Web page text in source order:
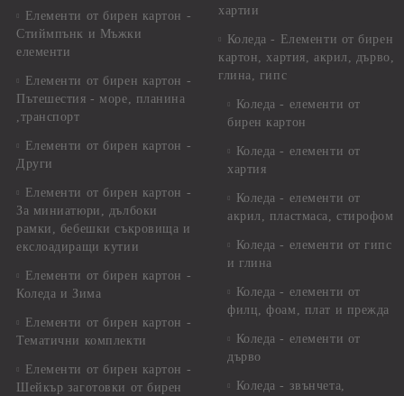
Елементи от бирен картон -
Стиймпънк и Мъжки
елементи
Елементи от бирен картон -
Пътешестия - море, планина
,транспорт
Елементи от бирен картон -
Други
Елементи от бирен картон -
За миниатюри, дълбоки
рамки, бебешки съкровища и
екслоадиращи кутии
Елементи от бирен картон -
Коледа и Зима
Елементи от бирен картон -
Тематични комплекти
Елементи от бирен картон -
Шейкър заготовки от бирен
хартии
Коледа - Eлементи от бирен
картон, хартия, акрил, дърво,
глина, гипс
Коледа - елементи от
бирен картон
Коледа - елементи от
хартия
Коледа - елементи от
акрил, пластмаса, стирофом
Коледа - елементи от гипс
и глина
Коледа - елементи от
филц, фоам, плат и прежда
Коледа - елементи от
дърво
Коледа - звънчета,